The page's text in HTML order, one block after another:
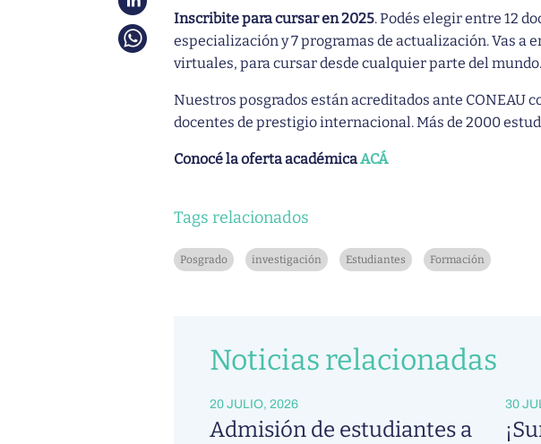
Inscribite para cursar en 2025. Podés elegir entre 12
especialización y 7 programas de actualización. Vas a
virtuales, para cursar desde cualquier parte del mundo.
Nuestros posgrados están acreditados ante CONEAU
docentes de prestigio internacional. Más de 2000
Conocé la oferta académicaACÁ
Tags relacionados
Posgrado investigación Estudiantes Formación
Noticias relacionadas
20 JULIO, 2026
Admisión de estudiantes a
30